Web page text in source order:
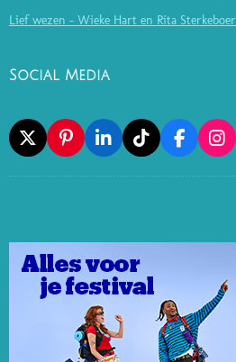
Lief wezen - Wieke Hart en Rita Sterkeboer
Social Media
X
P
I
N
E
S
T
L
I
N
I
N
T
I
K
F
A
C
O
I
N
S
R
M